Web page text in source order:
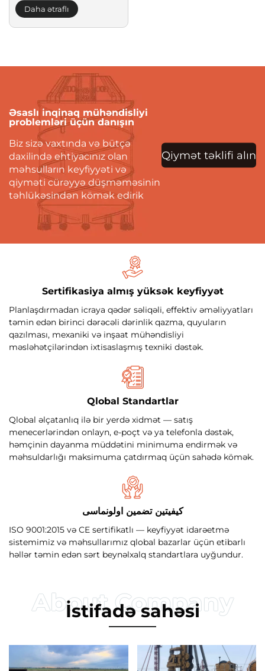
Daha ətraflı
Əsaslı inqinaq mühəndisliyi
problemləri üçün danışın
Biz sizə vaxtında və bütçə
daxilində ehtiyacınız olan
məhsulların keyfiyyəti və
qiyməti cürəyyə düşməməsinin
təhlükəsindən kömək edirik
Qiymət təklifi alın
Sertifikasiya almış yüksək keyfiyyət
Planlaşdırmadan icraya qədər səliqəli, effektiv əməliyyatları
təmin edən birinci dərəcəli dərinlik qazma, quyuların
qazılması, mexaniki və inşaat mühəndisliyi
məsləhətçilərindən ixtisaslaşmış texniki dəstək.
Qlobal Standartlar
Qlobal əlçatanlıq ilə bir yerdə xidmət — satış
menecerlərindən onlayn, e-poçt və ya telefonla dəstək,
həmçinin dayanma müddətini minimuma endirmək və
məhsuldarlığı maksimuma çatdırmaq üçün sahədə kömək.
کیفیتین تضمین اولونماسی
ISO 9001:2015 və CE sertifikatlı — keyfiyyət idarəetmə
sistemimiz və məhsullarımız qlobal bazarlar üçün etibarlı
həllər təmin edən sərt beynəlxalq standartlara uyğundur.
İstifadə sahəsi